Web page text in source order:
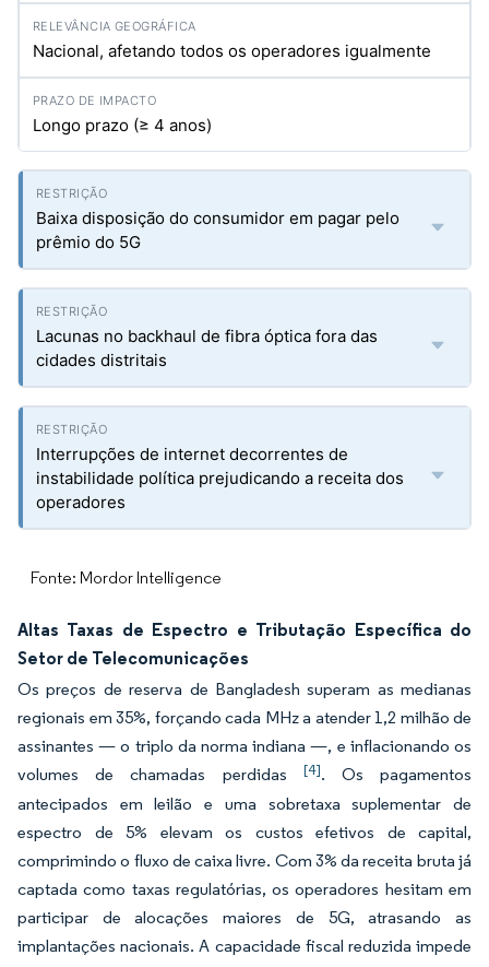
Nacional, afetando todos os operadores igualmente
Longo prazo (≥ 4 anos)
Baixa disposição do consumidor em pagar pelo
prêmio do 5G
Lacunas no backhaul de fibra óptica fora das
cidades distritais
Interrupções de internet decorrentes de
instabilidade política prejudicando a receita dos
operadores
Fonte: Mordor Intelligence
Altas Taxas de Espectro e Tributação Específica do
Setor de Telecomunicações
Os preços de reserva de Bangladesh superam as medianas
regionais em 35%, forçando cada MHz a atender 1,2 milhão de
assinantes — o triplo da norma indiana —, e inflacionando os
volumes de chamadas perdidas [4]. Os pagamentos
antecipados em leilão e uma sobretaxa suplementar de
espectro de 5% elevam os custos efetivos de capital,
comprimindo o fluxo de caixa livre. Com 3% da receita bruta já
captada como taxas regulatórias, os operadores hesitam em
participar de alocações maiores de 5G, atrasando as
implantações nacionais. A capacidade fiscal reduzida impede